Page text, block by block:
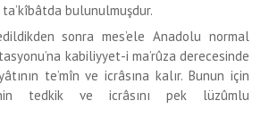
ta’kîbâtda bulunulmuşdur.
sonra mes’ele Anadolu normal
kabiliyyet-i ma’rûza derecesinde
te’mîn ve icrâsına kalır. Bunun için
tedkik ve icrâsını pek lüzûmlu